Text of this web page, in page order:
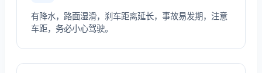
有降水，路面湿滑，刹车距离延长，事故易发期，注意
车距，务必小心驾驶。